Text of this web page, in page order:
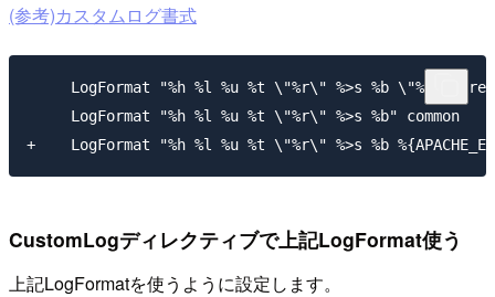
(参考)カスタムログ書式
LogFormat "%h %l %u %t \"%r\" %>s %b
     LogFormat "%h %l %u %t \"%r\" %>s %b" common
CustomLogディレクティブで上記LogFormat使う
上記LogFormatを使うように設定します。